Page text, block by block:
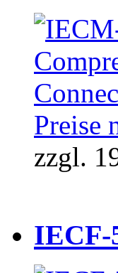
Preise
zzgl.
IECF-